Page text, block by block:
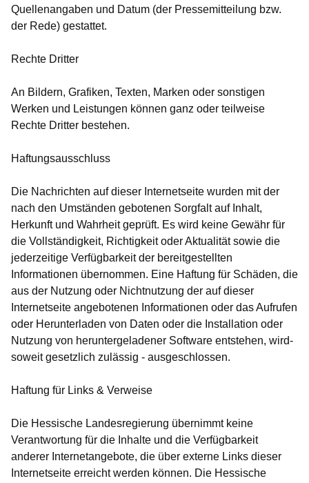
Quellenangaben und Datum (der Pressemitteilung bzw.
der Rede) gestattet.
Rechte Dritter
An Bildern, Grafiken, Texten, Marken oder sonstigen
Werken und Leistungen können ganz oder teilweise
Rechte Dritter bestehen.
Haftungsausschluss
Die Nachrichten auf dieser Internetseite wurden mit der
nach den Umständen gebotenen Sorgfalt auf Inhalt,
Herkunft und Wahrheit geprüft. Es wird keine Gewähr für
die Vollständigkeit, Richtigkeit oder Aktualität sowie die
jederzeitige Verfügbarkeit der bereitgestellten
Informationen übernommen. Eine Haftung für Schäden, die
aus der Nutzung oder Nichtnutzung der auf dieser
Internetseite angebotenen Informationen oder das Aufrufen
oder Herunterladen von Daten oder die Installation oder
Nutzung von heruntergeladener Software entstehen, wird-
soweit gesetzlich zulässig - ausgeschlossen.
Haftung für Links & Verweise
Die Hessische Landesregierung übernimmt keine
Verantwortung für die Inhalte und die Verfügbarkeit
anderer Internetangebote, die über externe Links dieser
Internetseite erreicht werden können. Die Hessische